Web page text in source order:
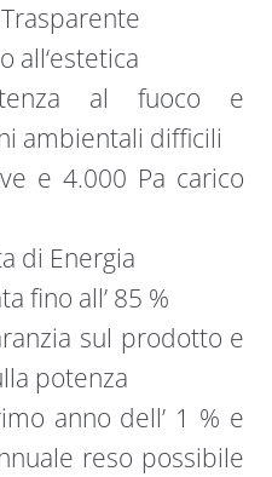
all‘estetica
al fuoco e
ambientali difficili
e 4.000 Pa carico
di Energia
fino all’ 85 %
sul prodotto e
potenza
anno dell’ 1 % e
reso possibile